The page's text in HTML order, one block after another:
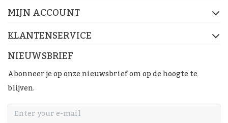
MIJN ACCOUNT
KLANTENSERVICE
NIEUWSBRIEF
Abonneer je op onze nieuwsbrief om op de hoogte te
blijven.